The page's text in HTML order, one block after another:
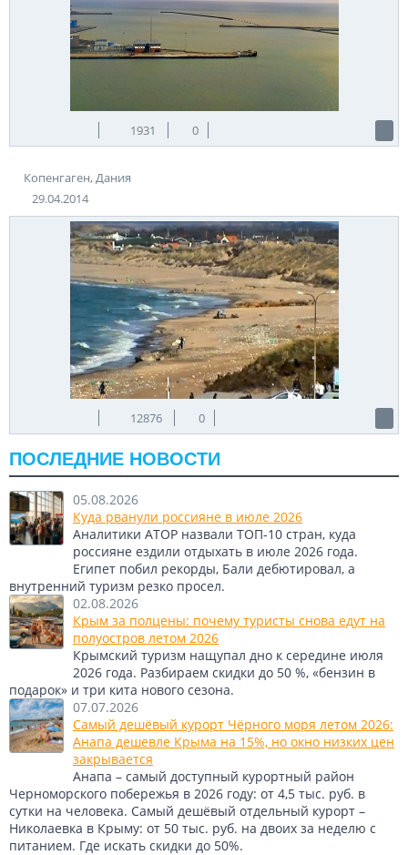
1931 0
Копенгаген, Дания
29.04.2014
12876 0
ПОСЛЕДНИЕ НОВОСТИ
05.08.2026
Куда рванули россияне в июле 2026
Аналитики АТОР назвали ТОП-10 стран, куда
россияне ездили отдыхать в июле 2026 года.
Египет побил рекорды, Бали дебютировал, а
внутренний туризм резко просел.
02.08.2026
Крым за полцены: почему туристы снова едут на
полуостров летом 2026
Крымский туризм нащупал дно к середине июля
2026 года. Разбираем скидки до 50 %, «бензин в
подарок» и три кита нового сезона.
07.07.2026
Самый дешёвый курорт Чёрного моря летом 2026:
Анапа дешевле Крыма на 15%, но окно низких цен
закрывается
Анапа – самый доступный курортный район
Черноморского побережья в 2026 году: от 4,5 тыс. руб. в
сутки на человека. Самый дешёвый отдельный курорт –
Николаевка в Крыму: от 50 тыс. руб. на двоих за неделю с
питанием. Где искать скидки до 50%.